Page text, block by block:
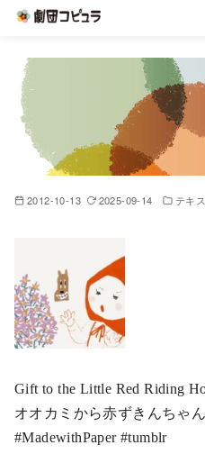
2012-10-13 2025-09-14 テキ
Gift to the Little Red Riding
オオカミから赤ずきんちゃ
#MadewithPaper #tumblr